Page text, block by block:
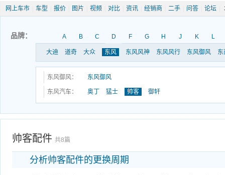
网上车市 车型 报价 图片 视频 对比 资讯 经销商 二手 问答 论坛
品牌： A B C D F G H J K L
大迪 道奇 大众 东风 东风风神 东风风行 东风御风 东
东风御风： 东风御风
东风汽车： 奥丁 猛士 帅客 御轩
帅客配件 共8篇
分析帅客配件的更换周期